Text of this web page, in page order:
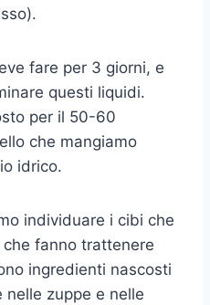
fare per 3 giorni, e
questi liquidi.
per il 50-60
che mangiamo
idrico.
individuare i cibi che
fanno trattenere
ingredienti nascosti
nelle zuppe e nelle